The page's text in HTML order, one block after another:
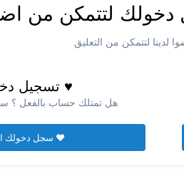
لتتمكن من
لدينا لتتمكن من التعليق
♥ تسجيل
هل تمتلك حساب بالفعل ؟
♥ سجل دخولك